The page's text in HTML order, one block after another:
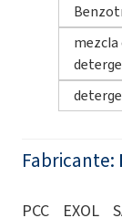
Fabricante:
PCC